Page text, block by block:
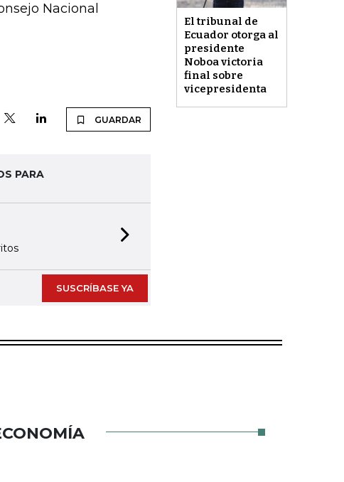
El tribunal de
Ecuador otorga al
presidente
Noboa victoria
final sobre
vicepresidenta
Nacional
GUARDAR
PARA
SUSCRÍBASE YA